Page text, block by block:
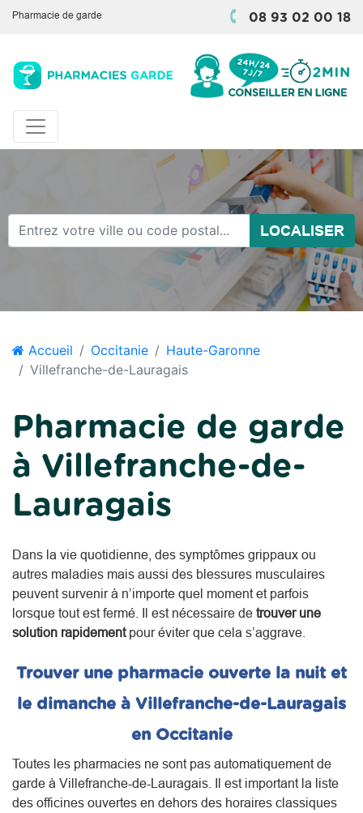
Pharmacie de garde 08 93 02 00 18
LOCALISER
Accueil Occitanie
Haute-Garonne
Villefranche-de-Lauragais
Pharmacie de garde
à Villefranche-de-
Lauragais
Dans la vie quotidienne, des symptômes grippaux ou
autres maladies mais aussi des blessures musculaires
peuvent survenir à n’importe quel moment et parfois
lorsque tout est fermé. Il est nécessaire de trouver une
solution rapidementpour éviter que cela s’aggrave.
Trouver une pharmacie ouverte la nuit et
le dimanche à Villefranche-de-Lauragais
en Occitanie
Toutes les pharmacies ne sont pas automatiquement de
garde à Villefranche-de-Lauragais. Il est important la liste
des officines ouvertes en dehors des horaires classiques